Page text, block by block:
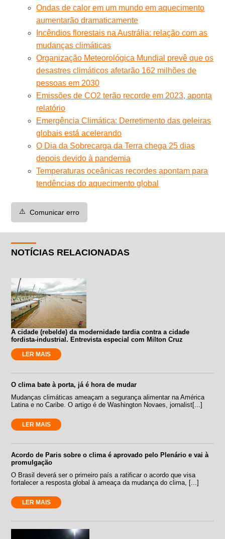
Ondas de calor em um mundo em aquecimento
aumentarão dramaticamente
Incêndios florestais na Austrália: relação com as
mudanças climáticas
Organização Meteorológica Mundial prevê que os
desastres climáticos afetarão 162 milhões de
pessoas em 2030
Emissões de CO2 terão recorde em 2023, aponta
relatório
Emergência Climática: Derretimento das geleiras
globais está acelerando
O Dia da Sobrecarga da Terra chega 25 dias
depois devido à pandemia
Temperaturas oceânicas recordes apontam para
tendências do aquecimento global
⚠️ Comunicar erro
NOTÍCIAS RELACIONADAS
A cidade (rebelde) da modernidade tardia contra a cidade
fordista-industrial. Entrevista especial com Milton Cruz
LER MAIS
O clima bate à porta, já é hora de mudar
Mudanças climáticas ameaçam a segurança alimentar na América
Latina e no Caribe. O artigo é de Washington Novaes, jornalist[...]
LER MAIS
Acordo de Paris sobre o clima é aprovado pelo Plenário e vai à
promulgação
O Brasil deverá ser o primeiro país a ratificar o acordo que visa
fortalecer a resposta global à ameaça da mudança do clima, [...]
LER MAIS